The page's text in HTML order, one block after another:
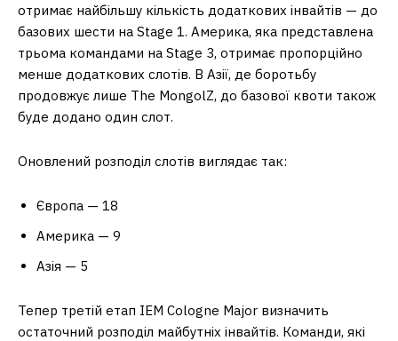
отримає найбільшу кількість додаткових інвайтів — до
базових шести на Stage 1. Америка, яка представлена
трьома командами на Stage 3, отримає пропорційно
менше додаткових слотів. В Азії, де боротьбу
продовжує лише The MongolZ, до базової квоти також
буде додано один слот.
Оновлений розподіл слотів виглядає так:
Європа — 18
Америка — 9
Азія — 5
Тепер третій етап IEM Cologne Major визначить
остаточний розподіл майбутніх інвайтів. Команди, які